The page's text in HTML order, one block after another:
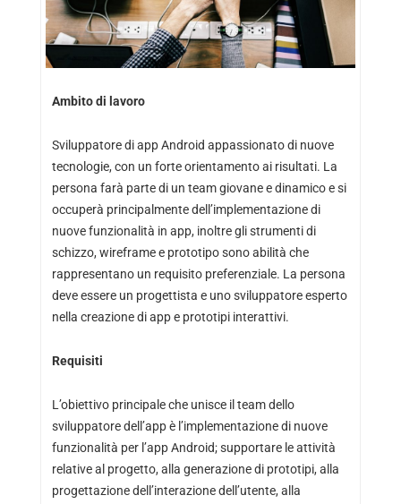
Ambito di lavoro
Sviluppatore di app Android appassionato di nuove
tecnologie, con un forte orientamento ai risultati. La
persona farà parte di un team giovane e dinamico e si
occuperà principalmente dell’implementazione di
nuove funzionalità in app, inoltre gli strumenti di
schizzo, wireframe e prototipo sono abilità che
rappresentano un requisito preferenziale. La persona
deve essere un progettista e uno sviluppatore esperto
nella creazione di app e prototipi interattivi.
Requisiti
L’obiettivo principale che unisce il team dello
sviluppatore dell’app è l’implementazione di nuove
funzionalità per l’app Android; supportare le attività
relative al progetto, alla generazione di prototipi, alla
progettazione dell’interazione dell’utente, alla